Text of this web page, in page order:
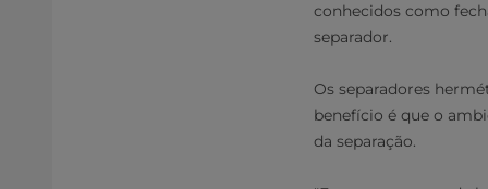
conhecidos como
separador.
Os separadores
benefício é que o
da separação.